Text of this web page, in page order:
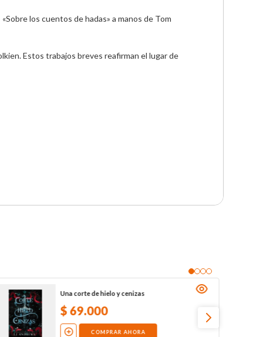
los cuentos de hadas» a manos de Tom
Estos trabajos breves reafirman el lugar de
Una corte de hielo y cenizas
$69.000
COMPRAR AHORA